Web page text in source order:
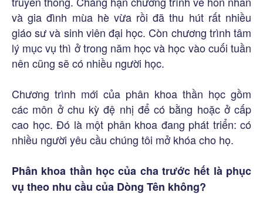
và gia đình mùa hè vừa rồi đã thu hút rất nhiều
giáo sư và sinh viên đại học. Còn chương trình tâm
lý mục vụ thì ở trong năm học và học vào cuối tuần
nên cũng sẽ có nhiều người học.
Chương trình mới của phân khoa thần học gồm
các môn ở chu kỳ đệ nhị để có bằng hoặc ở cấp
cao học. Đó là một phân khoa đang phát triển: có
nhiều người yêu cầu chúng tôi mở khóa cho họ.
Phân khoa thần học của cha trước hết là phục
vụ theo nhu cầu của Dòng Tên không?